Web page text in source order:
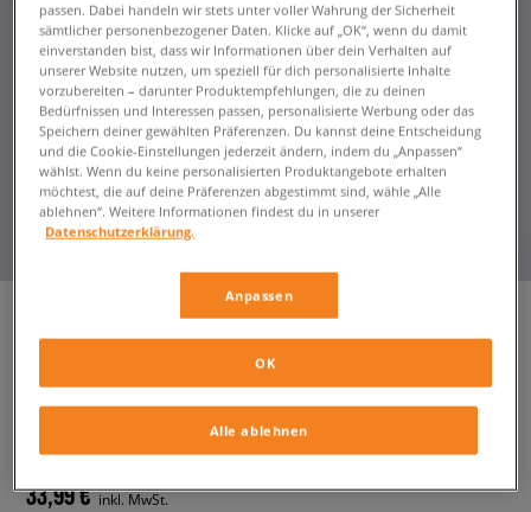
WINDRUNNER BOY
33,99 € inkl. MwSt.
passen. Dabei handeln wir stets unter voller Wahrung der Sicherheit
sämtlicher personenbezogener Daten. Klicke auf „OK“, wenn du damit
einverstanden bist, dass wir Informationen über dein Verhalten auf
unserer Website nutzen, um speziell für dich personalisierte Inhalte
vorzubereiten – darunter Produktempfehlungen, die zu deinen
Bedürfnissen und Interessen passen, personalisierte Werbung oder das
Speichern deiner gewählten Präferenzen. Du kannst deine Entscheidung
und die Cookie-Einstellungen jederzeit ändern, indem du „Anpassen“
wählst. Wenn du keine personalisierten Produktangebote erhalten
möchtest, die auf deine Präferenzen abgestimmt sind, wähle „Alle
ablehnen“. Weitere Informationen findest du in unserer
Datenschutzerklärung.
Anpassen
Alle ablehnen
OK